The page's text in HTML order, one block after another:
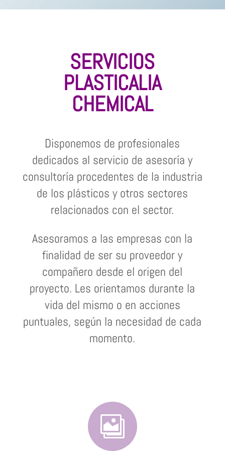
SERVICIOS
PLASTICALIA
CHEMICAL
Disponemos de profesionales
dedicados al servicio de asesoría y
consultoría procedentes de la industria
de los plásticos y otros sectores
relacionados con el sector.
Asesoramos a las empresas con la
finalidad de ser su proveedor y
compañero desde el origen del
proyecto. Les orientamos durante la
vida del mismo o en acciones
puntuales, según la necesidad de cada
momento.
